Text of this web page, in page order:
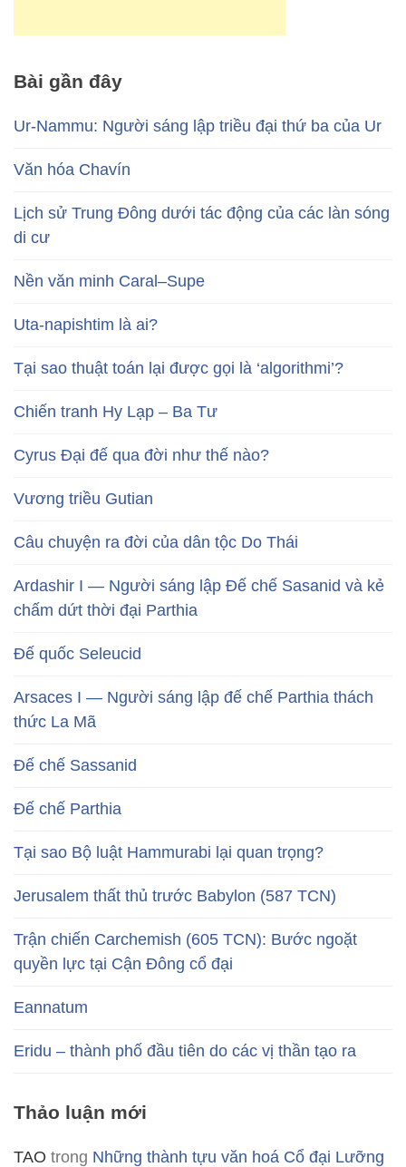
Bài gần đây
Ur-Nammu: Người sáng lập triều đại thứ ba của Ur
Văn hóa Chavín
Lịch sử Trung Đông dưới tác động của các làn sóng
di cư
Nền văn minh Caral–Supe
Uta-napishtim là ai?
Tại sao thuật toán lại được gọi là ‘algorithmi’?
Chiến tranh Hy Lạp – Ba Tư
Cyrus Đại đế qua đời như thế nào?
Vương triều Gutian
Câu chuyện ra đời của dân tộc Do Thái
Ardashir I — Người sáng lập Đế chế Sasanid và kẻ
chấm dứt thời đại Parthia
Đế quốc Seleucid
Arsaces I — Người sáng lập đế chế Parthia thách
thức La Mã
Đế chế Sassanid
Đế chế Parthia
Tại sao Bộ luật Hammurabi lại quan trọng?
Jerusalem thất thủ trước Babylon (587 TCN)
Trận chiến Carchemish (605 TCN): Bước ngoặt
quyền lực tại Cận Đông cổ đại
Eannatum
Eridu – thành phố đầu tiên do các vị thần tạo ra
Thảo luận mới
TAO trong Những thành tựu văn hoá Cổ đại Lưỡng